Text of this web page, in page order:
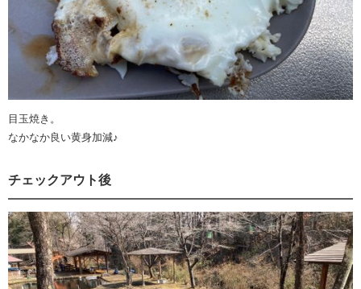
目玉焼き。
なかなか良い黄身加減♪
チェックアウト後